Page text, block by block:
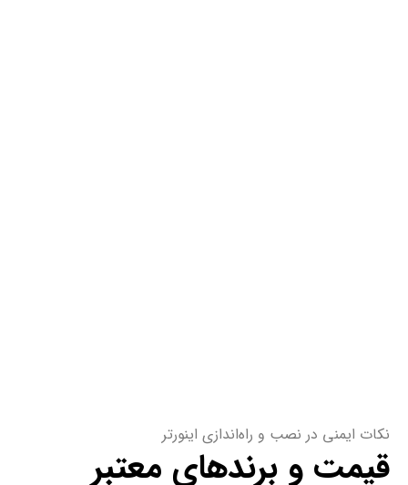
نکات ایمنی در نصب و راه‌اندازی اینورتر
قیمت و برندهای معتبر